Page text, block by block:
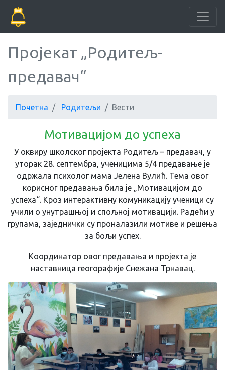
Пројекат „Родитељ-
предавач“
Почетна Родитељи Вести
Мотивацијом до успеха
У оквиру школског пројекта Родитељ – предавач, у
уторак 28. септембра, ученицима 5/4 предавање је
одржала психолог мама Јелена Вулић. Тема овог
корисног предавања била је „Мотивацијом до
успеха“. Кроз интерактивну комуникацију ученици су
учили о унутрашњој и спољној мотивацији. Радећи у
групама, заједнички су проналазили мотиве и решења
за бољи успех.
Координатор овог предавања и пројекта је
наставница геогорафије Снежана Трнавац.